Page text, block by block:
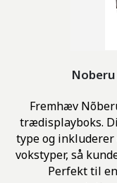
Fremhæv
trædisplayboks.
type og
vokstyper, så
Perfekt til